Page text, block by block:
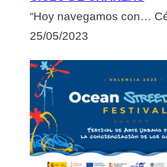
“Hoy navegamos con…
25/05/2023